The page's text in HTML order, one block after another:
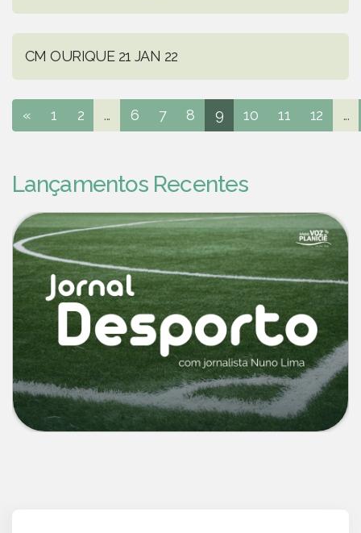
CM OURIQUE 21 JAN 22
« 1 2 ... 6 7 8 9 10 11 12 ...
Lançamentos Recentes